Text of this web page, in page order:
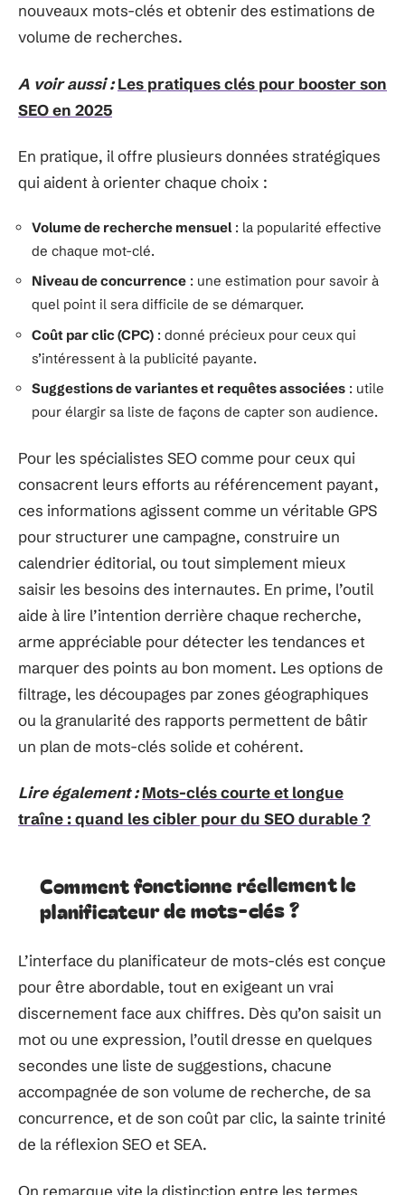
nouveaux mots-clés et obtenir des estimations de
volume de recherches.
A voir aussi : Les pratiques clés pour booster son
SEO en 2025
En pratique, il offre plusieurs données stratégiques
qui aident à orienter chaque choix :
Volume de recherche mensuel : la popularité effective
de chaque mot-clé.
Niveau de concurrence : une estimation pour savoir à
quel point il sera difficile de se démarquer.
Coût par clic (CPC) : donné précieux pour ceux qui
s’intéressent à la publicité payante.
Suggestions de variantes et requêtes associées : utile
pour élargir sa liste de façons de capter son audience.
Pour les spécialistes SEO comme pour ceux qui
consacrent leurs efforts au référencement payant,
ces informations agissent comme un véritable GPS
pour structurer une campagne, construire un
calendrier éditorial, ou tout simplement mieux
saisir les besoins des internautes. En prime, l’outil
aide à lire l’intention derrière chaque recherche,
arme appréciable pour détecter les tendances et
marquer des points au bon moment. Les options de
filtrage, les découpages par zones géographiques
ou la granularité des rapports permettent de bâtir
un plan de mots-clés solide et cohérent.
Lire également : Mots-clés courte et longue
traîne : quand les cibler pour du SEO durable ?
Comment fonctionne réellement le
planificateur de mots-clés ?
L’interface du planificateur de mots-clés est conçue
pour être abordable, tout en exigeant un vrai
discernement face aux chiffres. Dès qu’on saisit un
mot ou une expression, l’outil dresse en quelques
secondes une liste de suggestions, chacune
accompagnée de son volume de recherche, de sa
concurrence, et de son coût par clic, la sainte trinité
de la réflexion SEO et SEA.
On remarque vite la distinction entre les termes